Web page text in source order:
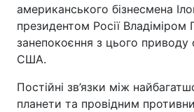
американського бізнесмена
президентом Росії Владіміром
занепокоєння з цього приводу
США.
Постійні зв’язки між
планети та провідним